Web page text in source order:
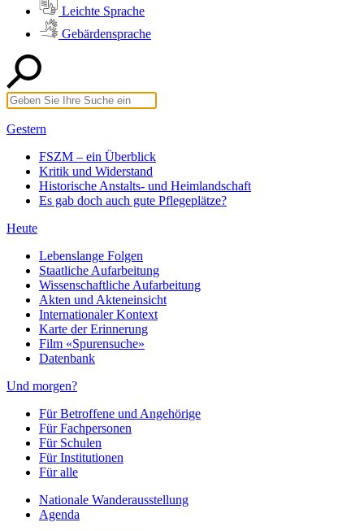
Leichte Sprache
Gebärdensprache
Gestern
FSZM – ein Überblick
Kritik und Widerstand
Historische Anstalts- und Heimlandschaft
Es gab doch auch gute Pflegeplätze?
Heute
Lebenslange Folgen
Staatliche Aufarbeitung
Wissenschaftliche Aufarbeitung
Akten und Akteneinsicht
Internationaler Kontext
Karte der Erinnerung
Film «Spurensuche»
Datenbank
Und morgen?
Für Betroffene und Angehörige
Für Fachpersonen
Für Schulen
Für Institutionen
Für alle
Nationale Wanderausstellung
Agenda